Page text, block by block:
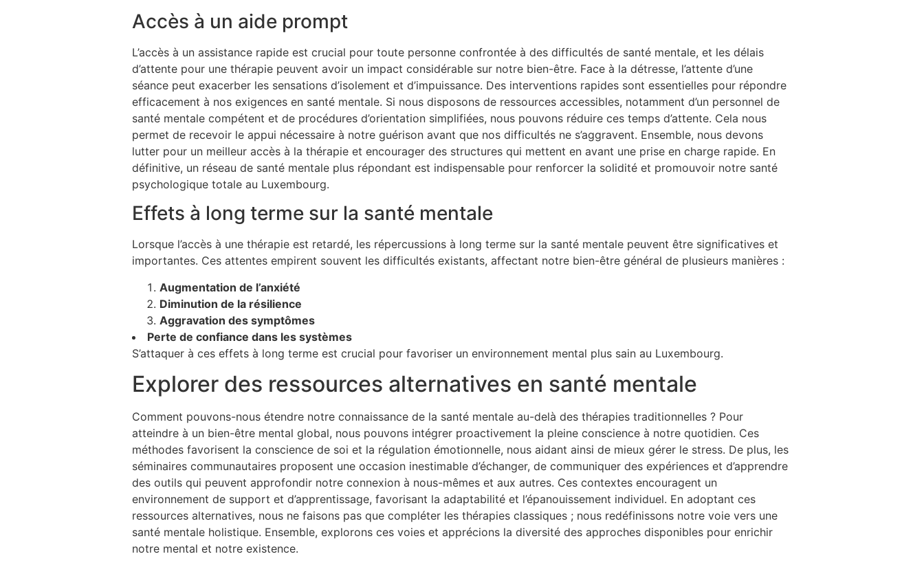
Accès à un aide prompt
L’accès à un assistance rapide est crucial pour toute personne confrontée à des difficultés de santé mentale, et les délais
d’attente pour une thérapie peuvent avoir un impact considérable sur notre bien-être. Face à la détresse, l’attente d’une
séance peut exacerber les sensations d’isolement et d’impuissance. Des interventions rapides sont essentielles pour répondre
efficacement à nos exigences en santé mentale. Si nous disposons de ressources accessibles, notamment d’un personnel de
santé mentale compétent et de procédures d’orientation simplifiées, nous pouvons réduire ces temps d’attente. Cela nous
permet de recevoir le appui nécessaire à notre guérison avant que nos difficultés ne s’aggravent. Ensemble, nous devons
lutter pour un meilleur accès à la thérapie et encourager des structures qui mettent en avant une prise en charge rapide. En
définitive, un réseau de santé mentale plus répondant est indispensable pour renforcer la solidité et promouvoir notre santé
psychologique totale au Luxembourg.
Effets à long terme sur la santé mentale
Lorsque l’accès à une thérapie est retardé, les répercussions à long terme sur la santé mentale peuvent être significatives et
importantes. Ces attentes empirent souvent les difficultés existants, affectant notre bien-être général de plusieurs manières :
Augmentation de l’anxiété
Diminution de la résilience
Aggravation des symptômes
Perte de confiance dans les systèmes
S’attaquer à ces effets à long terme est crucial pour favoriser un environnement mental plus sain au Luxembourg.
Explorer des ressources alternatives en santé mentale
Comment pouvons-nous étendre notre connaissance de la santé mentale au-delà des thérapies traditionnelles ? Pour
atteindre à un bien-être mental global, nous pouvons intégrer proactivement la pleine conscience à notre quotidien. Ces
méthodes favorisent la conscience de soi et la régulation émotionnelle, nous aidant ainsi de mieux gérer le stress. De plus, les
séminaires communautaires proposent une occasion inestimable d’échanger, de communiquer des expériences et d’apprendre
des outils qui peuvent approfondir notre connexion à nous-mêmes et aux autres. Ces contextes encouragent un
environnement de support et d’apprentissage, favorisant la adaptabilité et l’épanouissement individuel. En adoptant ces
ressources alternatives, nous ne faisons pas que compléter les thérapies classiques ; nous redéfinissons notre voie vers une
santé mentale holistique. Ensemble, explorons ces voies et apprécions la diversité des approches disponibles pour enrichir
notre mental et notre existence.